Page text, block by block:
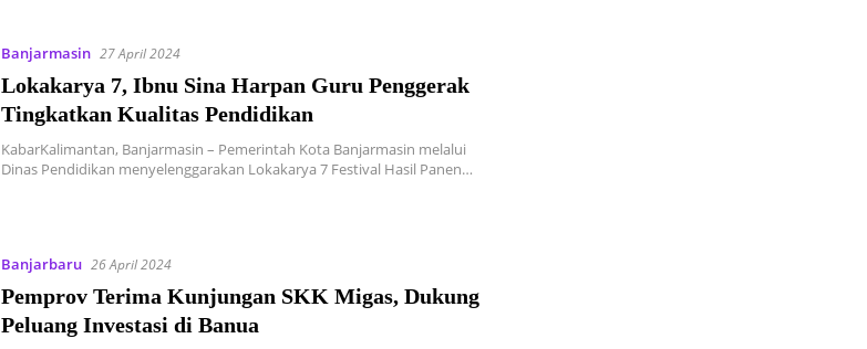
Banjarmasin 27 April 2024
Lokakarya 7, Ibnu Sina Harpan Guru Penggerak
Tingkatkan Kualitas Pendidikan
KabarKalimantan, Banjarmasin – Pemerintah Kota Banjarmasin melalui
Dinas Pendidikan menyelenggarakan Lokakarya 7 Festival Hasil Panen…
Banjarbaru 26 April 2024
Pemprov Terima Kunjungan SKK Migas, Dukung
Peluang Investasi di Banua